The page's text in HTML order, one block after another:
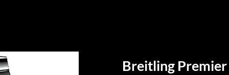
Breitling